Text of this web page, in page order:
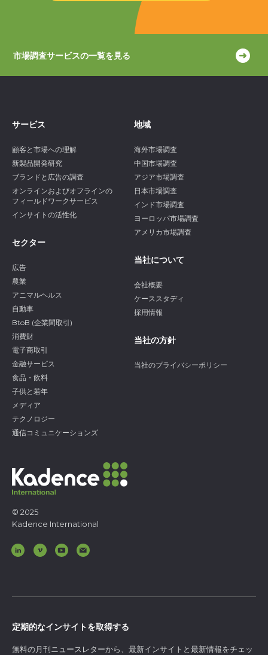
市場調査サービスの一覧を見る
© 2025
Kadence International
サービス
顧客と市場への理解
新製品開発研究
ブランドと広告の調査
オンラインおよびオフラインの
フィールドワークサービス
インサイトの活性化
セクター
広告
農業
アニマルヘルス
自動車
BtoB (企業間取引)
消費財
電子商取引
金融サービス
食品・飲料
子供と若年
メディア
テクノロジー
通信コミュニケーションズ
地域
海外市場調査
中国市場調査
アジア市場調査
日本市場調査
インド市場調査
ヨーロッパ市場調査
アメリカ市場調査
当社について
会社概要
ケーススタディ
採用情報
当社の方針
当社のプライバシーポリシー
定期的なインサイトを取得する
無料の月刊ニュースレターから、最新インサイトと最新情報をチェッ